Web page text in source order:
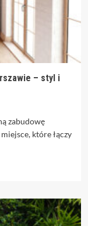
– styl i
zabudowę
które łączy